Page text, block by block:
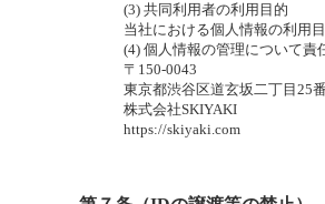
(3) 共同利用者の利用目的
当社における個人情報の利用
(4) 個人情報の管理について責
〒150-0043
東京都渋谷区道玄坂二丁目25
株式会社SKIYAKI
https://skiyaki.com